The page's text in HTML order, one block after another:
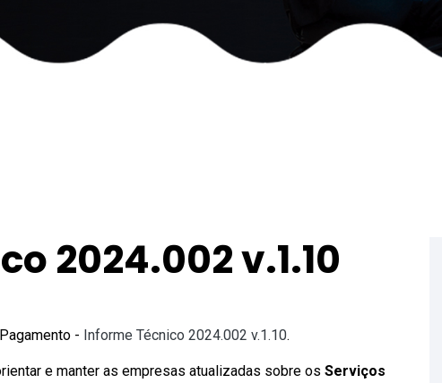
2024.002 v.1.10
- Informe Técnico 2024.002 v.1.10.
e manter as empresas atualizadas sobre os Serviços